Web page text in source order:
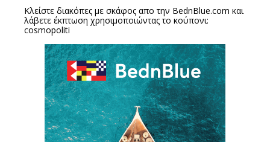
Κλείστε διακόπες με σκάφος απο την BednBlue.com και
λάβετε έκπτωση χρησιμοποιώντας το κούπονι:
cosmopoliti